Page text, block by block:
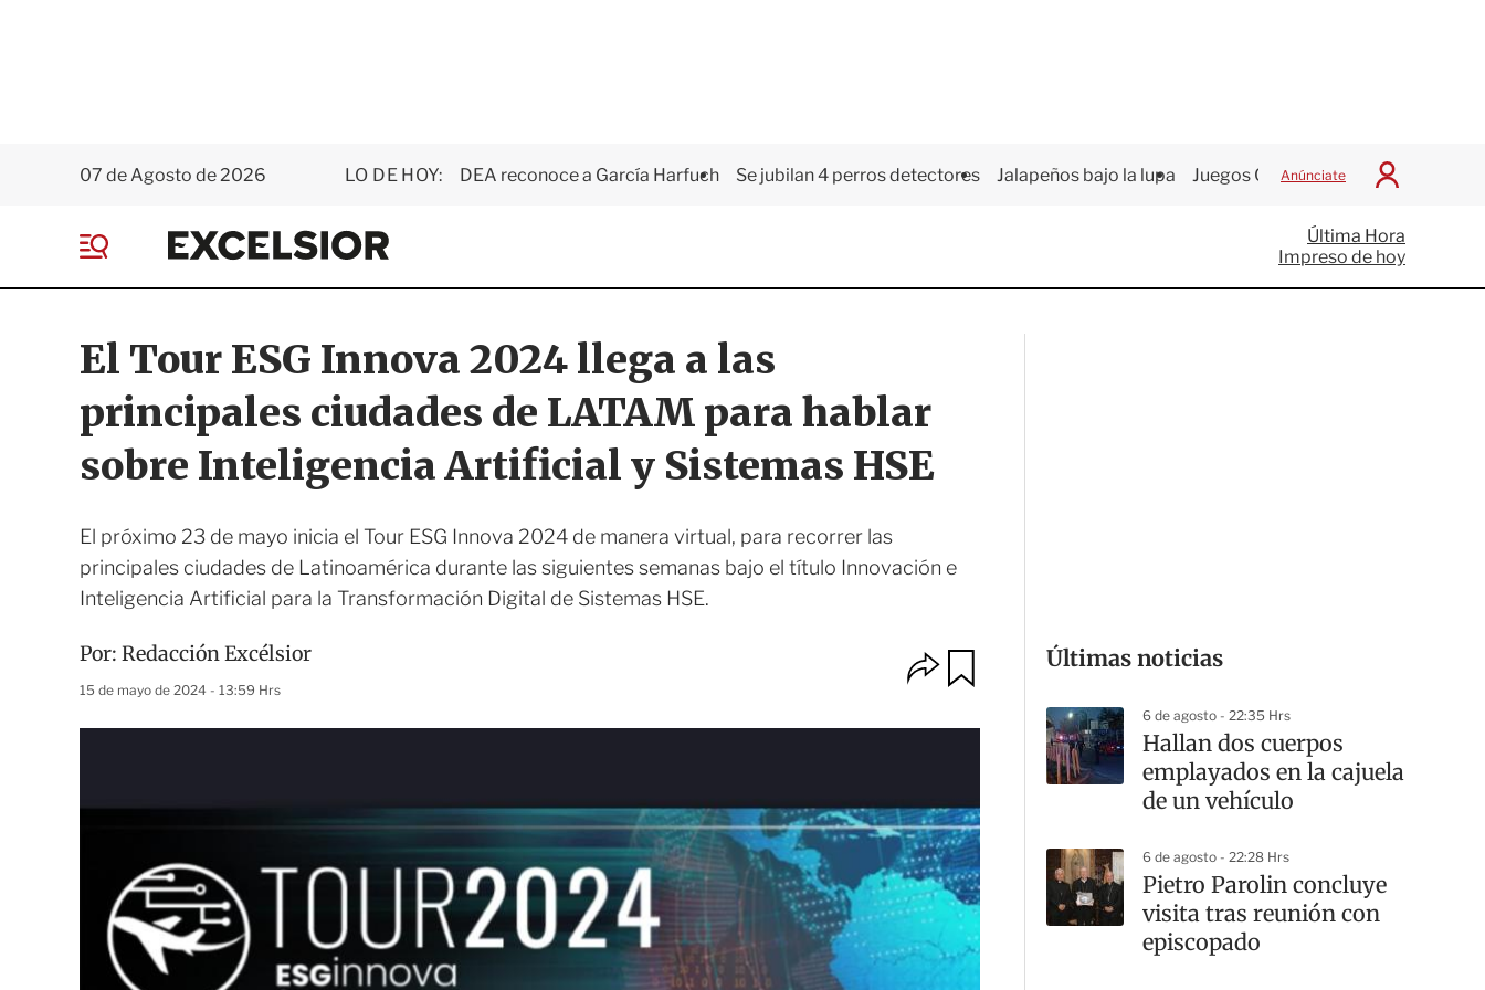
07 de Agosto de 2026 LO DE HOY: DEA reconoce a García Harfuch Se jubilan 4 perros detectores Jalapeños bajo la lupa Juegos Centroamericanos
Anúnciate
I
c
i
a
E
x
e
i
o
r
e
Última Hora
Impreso de hoy
El Tour ESG Innova 2024 llega a las
principales ciudades de LATAM para hablar
sobre Inteligencia Artificial y Sistemas HSE
El próximo 23 de mayo inicia el Tour ESG Innova 2024 de manera virtual, para recorrer las
principales ciudades de Latinoamérica durante las siguientes semanas bajo el título Innovación e
Inteligencia Artificial para la Transformación Digital de Sistemas HSE.
Por: Redacción Excélsior
15 de mayo de 2024 - 13:59 Hrs
O
p
s
d
e
c
o
m
a
Últimas noticias
6 de agosto - 22:35 Hrs
Hallan dos cuerpos
emplayados en la cajuela
de un vehículo
6 de agosto - 22:28 Hrs
Pietro Parolin concluye
visita tras reunión con
episcopado